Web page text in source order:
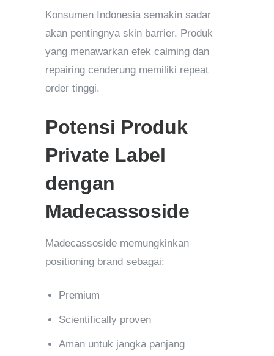
Konsumen Indonesia semakin sadar
akan pentingnya skin barrier. Produk
yang menawarkan efek calming dan
repairing cenderung memiliki repeat
order tinggi.
Potensi Produk
Private Label
dengan
Madecassoside
Madecassoside memungkinkan
positioning brand sebagai:
Premium
Scientifically proven
Aman untuk jangka panjang